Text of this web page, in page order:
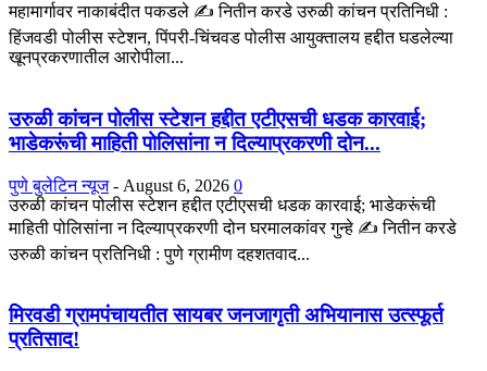
महामार्गावर नाकाबंदीत पकडले ✍️ नितीन करडे उरुळी कांचन प्रतिनिधी :
हिंजवडी पोलीस स्टेशन, पिंपरी-चिंचवड पोलीस आयुक्तालय हद्दीत घडलेल्या
खूनप्रकरणातील आरोपीला...
उरुळी कांचन पोलीस स्टेशन हद्दीत एटीएसची धडक कारवाई;
भाडेकरूंची माहिती पोलिसांना न दिल्याप्रकरणी दोन...
पुणे बुलेटिन न्यूज - August 6, 2026 0
उरुळी कांचन पोलीस स्टेशन हद्दीत एटीएसची धडक कारवाई; भाडेकरूंची
माहिती पोलिसांना न दिल्याप्रकरणी दोन घरमालकांवर गुन्हे ✍️ नितीन करडे
उरुळी कांचन प्रतिनिधी : पुणे ग्रामीण दहशतवाद...
मिरवडी ग्रामपंचायतीत सायबर जनजागृती अभियानास उत्स्फूर्त
प्रतिसाद!